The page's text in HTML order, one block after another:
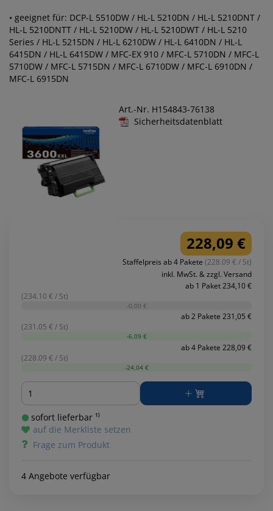
• geeignet für: DCP-L 5510DW / HL-L 5210DN / HL-L 5210DNT /
HL-L 5210DNTT / HL-L 5210DW / HL-L 5210DWT / HL-L 5210
Series / HL-L 5215DN / HL-L 6210DW / HL-L 6410DN / HL-L
6415DN / HL-L 6415DW / MFC-EX 910 / MFC-L 5710DN / MFC-L
5710DW / MFC-L 5715DN / MFC-L 6710DW / MFC-L 6910DN /
MFC-L 6915DN
Art.-Nr. H154843-76138
Sicherheitsdatenblatt
228,09 €
Staffelpreis ab 4 Pakete (228.09 € / St)
inkl. MwSt. & zzgl. Versand
ab 1 Paket 234,10 €
(234.10 € / St)
-0,00 €
ab 2 Pakete 231,05 €
(231.05 € / St)
-6,09 €
ab 4 Pakete 228,09 €
(228.09 € / St)
-24,04 €
Menge
sofort lieferbar ¹⁾
auf die Merkliste setzen
Frage zum Produkt
4 Angebote verfügbar